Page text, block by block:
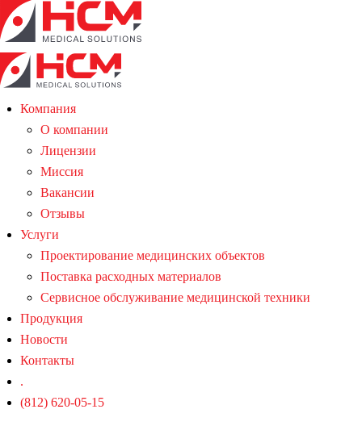
Компания
О компании
Лицензии
Миссия
Вакансии
Отзывы
Услуги
Проектирование медицинских объектов
Поставка расходных материалов
Сервисное обслуживание медицинской техники
Продукция
Новости
Контакты
.
(812) 620-05-15